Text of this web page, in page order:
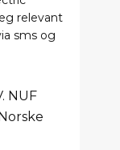
relevant
sms og
NUF